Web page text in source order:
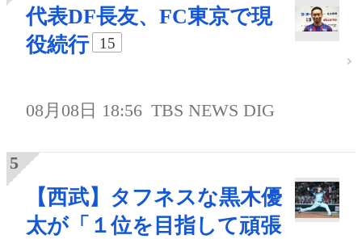
代表DF長友、FC東京で現
役続行
15
08月08日 18:56 TBS NEWS DIG
【西武】タフネスな黒木優
太が「１位を目指して頑張